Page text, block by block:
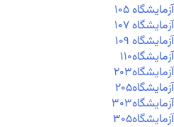
آزمايشگاه ۱۰۵
آزمايشگاه ۱۰۷
آزمايشگاه ۱۰۹
آزمايشگاه۱۱۰
آزمايشگاه۲۰۳
آزمايشگاه۲۰۵
آزمايشگاه۳۰۳
آزمايشگاه۳۰۵